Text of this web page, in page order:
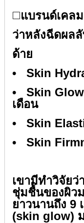
◻️แบรนด์เคล
ว่าหลังฉีดผล
ด้าย⁣⁣
• Skin
• Skin Glow
เดือน⁣⁣
• Skin
• Skin
เขามีทำวิจัย
ชุ่มชื้นของผิว
ยาวนานถึง 9
(skin glow)